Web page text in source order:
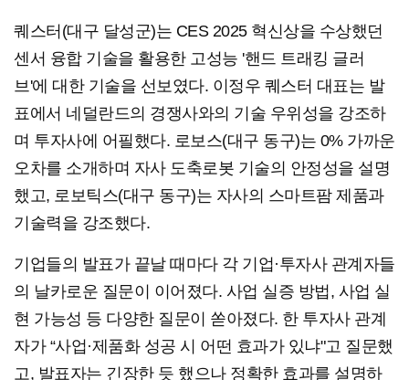
퀘스터(대구 달성군)는 CES 2025 혁신상을 수상했던
센서 융합 기술을 활용한 고성능 '핸드 트래킹 글러
브'에 대한 기술을 선보였다. 이정우 퀘스터 대표는 발
표에서 네덜란드의 경쟁사와의 기술 우위성을 강조하
며 투자사에 어필했다. 로보스(대구 동구)는 0% 가까운
오차를 소개하며 자사 도축로봇 기술의 안정성을 설명
했고, 로보틱스(대구 동구)는 자사의 스마트팜 제품과
기술력을 강조했다.
기업들의 발표가 끝날 때마다 각 기업·투자사 관계자들
의 날카로운 질문이 이어졌다. 사업 실증 방법, 사업 실
현 가능성 등 다양한 질문이 쏟아졌다. 한 투자사 관계
자가 “사업·제품화 성공 시 어떤 효과가 있냐"고 질문했
고, 발표자는 긴장한 듯 했으나 정확한 효과를 설명하